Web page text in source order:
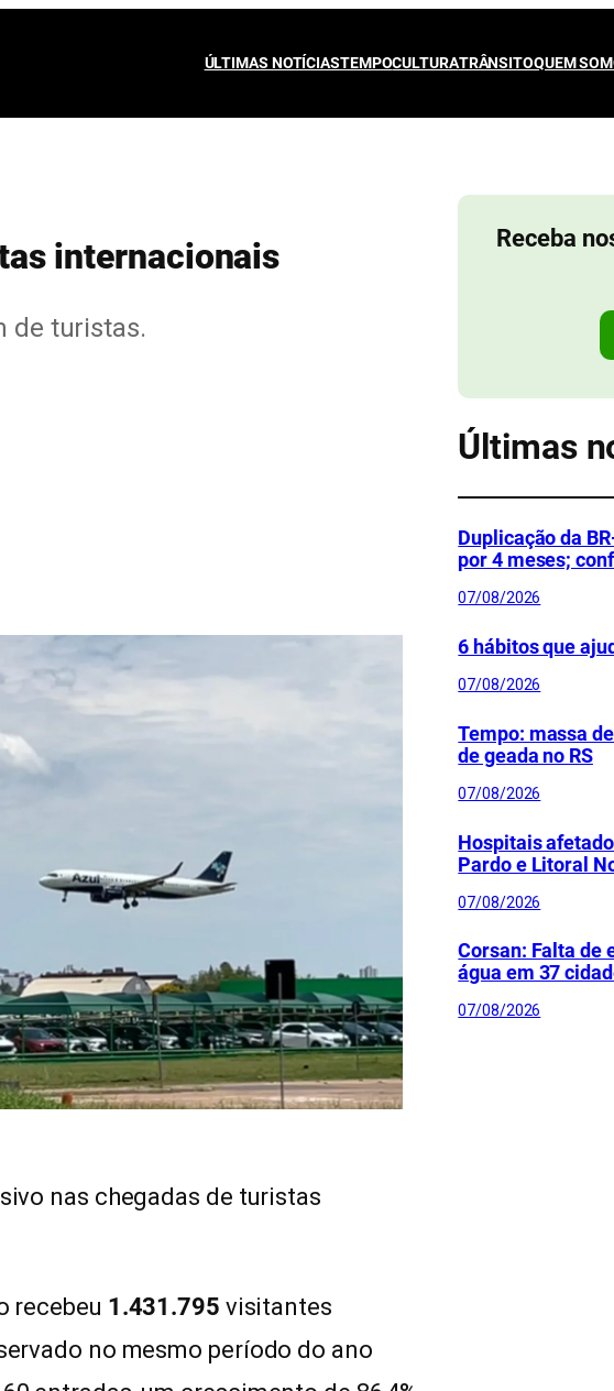
ÚLTIMAS NOTÍCIASTEMPOCULTURATRÂNSITOQUEM
internacionais
de turistas.
nas chegadas de turistas
recebeu 1.431.795 visitantes
no mesmo período do ano
Receba
Últimas
Duplicação da
por 4 meses;
07/08/2026
6 hábitos que
07/08/2026
Tempo: massa
de geada no RS
07/08/2026
Hospitais
Pardo e Litoral
07/08/2026
Corsan: Falta de
água em 37
07/08/2026